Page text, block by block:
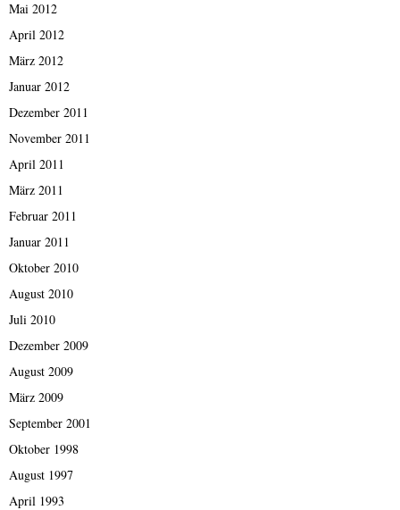
Mai 2012
April 2012
März 2012
Januar 2012
Dezember 2011
November 2011
April 2011
März 2011
Februar 2011
Januar 2011
Oktober 2010
August 2010
Juli 2010
Dezember 2009
August 2009
März 2009
September 2001
Oktober 1998
August 1997
April 1993